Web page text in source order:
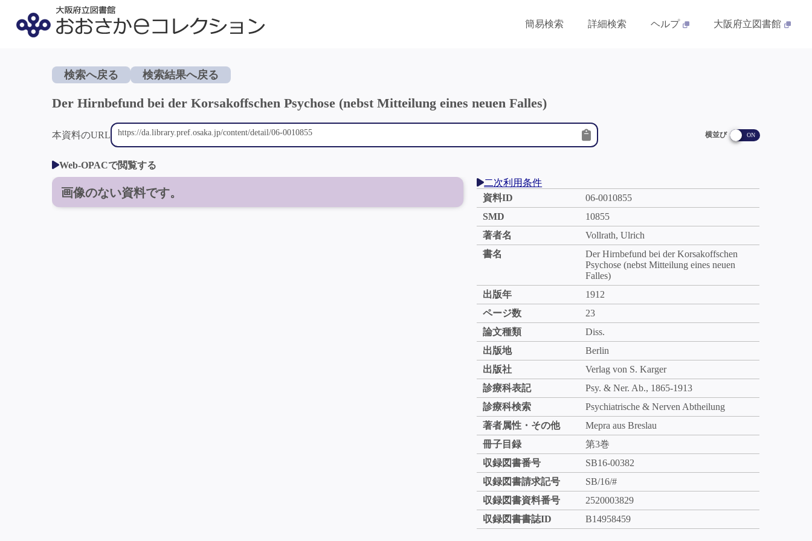
簡易検索 詳細検索 ヘルプ 大阪府立図書館
検索へ戻る 検索結果へ戻る
Der Hirnbefund bei der Korsakoffschen Psychose (nebst Mitteilung eines neuen Falles)
本資料のURL 横並び
Web-OPACで閲覧する
画像のない資料です。
二次利用条件
資料ID
06-0010855
SMD
10855
著者名
Vollrath, Ulrich
書名
Der Hirnbefund bei der Korsakoffschen
Psychose (nebst Mitteilung eines neuen
Falles)
出版年
1912
ページ数
23
論文種類
Diss.
出版地
Berlin
出版社
Verlag von S. Karger
診療科表記
Psy. & Ner. Ab., 1865-1913
診療科検索
Psychiatrische & Nerven Abtheilung
著者属性・その他
Mepra aus Breslau
冊子目録
第3巻
収録図書番号
SB16-00382
収録図書請求記号
SB/16/#
収録図書資料番号
2520003829
収録図書書誌ID
B14958459